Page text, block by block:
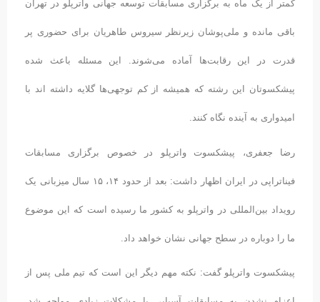
کمتر از یک ماه به برگزاری مسابقات توسعه جهانی واترپلو در تهران
باقی مانده و ملی‌پوشان زیرنظر سیروس طاهریان برای حضوری پر
قدرت در این رقابت‌ها آماده می‌شوند. این مسئله باعث شده
پیشکسوتان این رشته که همیشه از کم توجهی‌ها گلایه داشته اند با
امیدواری به آینده نگاه کنند.
رضا جعفری، پیشکسوت واترپلو در خصوص برگزاری مسابقات
فیناتراپی در ایران اظهار داشت: بعد از حدود ۱۴، ۱۵ سال میزبانی یک
رویداد بین‌المللی در واترپلو به کشور ما رسیده است که این موضوع
ما را دوباره در سطح جهانی نشان خواهد داد.
پیشکسوت واترپلو گفت: نکته مهم دیگر این است که تیم ملی پس از